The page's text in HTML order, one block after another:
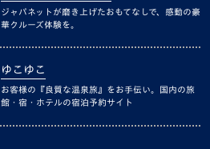
ジャパネットが磨き上げたおもてなしで、感動の豪
華クルーズ体験を。
ゆこゆこ
お客様の『良質な温泉旅』をお手伝い。国内の旅
館・宿・ホテルの宿泊予約サイト